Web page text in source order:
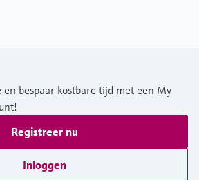
bespaar kostbare tijd met een My
Registreer nu
Inloggen